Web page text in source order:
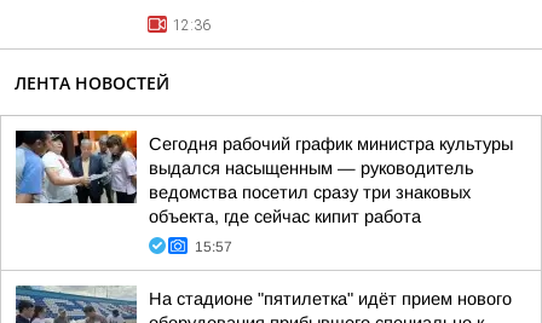
12:36
ЛЕНТА НОВОСТЕЙ
Сегодня рабочий график министра культуры
выдался насыщенным — руководитель
ведомства посетил сразу три знаковых
объекта, где сейчас кипит работа
15:57
На стадионе "пятилетка" идёт прием нового